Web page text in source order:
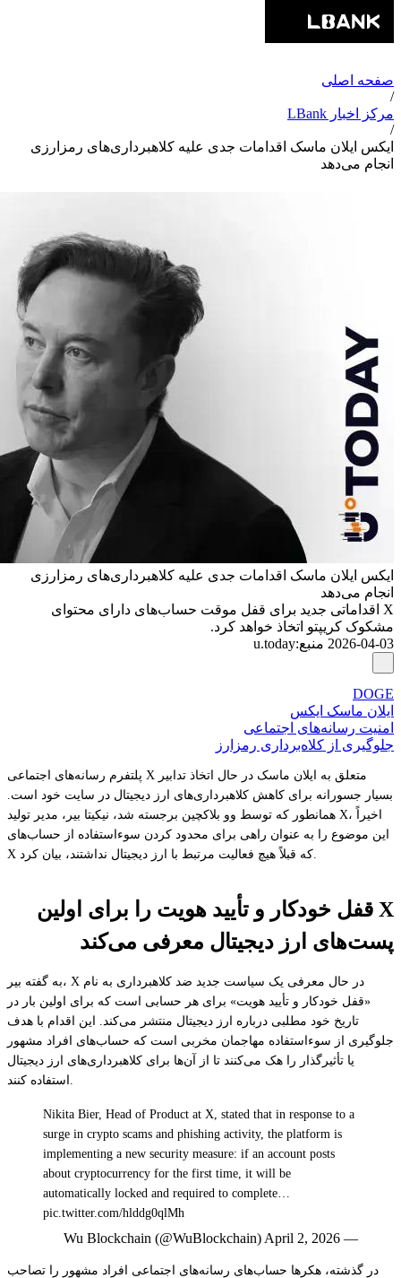
صفحه اصلی
/
مرکز اخبار LBank
/
ایکس ایلان ماسک اقدامات جدی علیه کلاهبرداری‌های رمزارزی
انجام می‌دهد
ایکس ایلان ماسک اقدامات جدی علیه کلاهبرداری‌های رمزارزی
انجام می‌دهد
X اقداماتی جدید برای قفل موقت حساب‌های دارای محتوای
مشکوک کریپتو اتخاذ خواهد کرد.
2026-04-03 منبع:
u.today
DOGE
ایلان ماسک ایکس
امنیت رسانه‌های اجتماعی
جلوگیری از کلاه‌برداری رمزارز
پلتفرم رسانه‌های اجتماعی X متعلق به ایلان ماسک در حال اتخاذ تدابیر
بسیار جسورانه برای کاهش کلاهبرداری‌های ارز دیجیتال در سایت خود است.
همانطور که توسط وو بلاکچین برجسته شد، نیکیتا بیر، مدیر تولید X، اخیراً
این موضوع را به عنوان راهی برای محدود کردن سوءاستفاده از حساب‌های
X که قبلاً هیچ فعالیت مرتبط با ارز دیجیتال نداشتند، بیان کرد.
X قفل خودکار و تأیید هویت را برای اولین
پست‌های ارز دیجیتال معرفی می‌کند
به گفته بیر، X در حال معرفی یک سیاست جدید ضد کلاهبرداری به نام
«قفل خودکار و تأیید هویت» برای هر حسابی است که برای اولین بار در
تاریخ خود مطلبی درباره ارز دیجیتال منتشر می‌کند. این اقدام با هدف
جلوگیری از سوءاستفاده مهاجمان مخربی است که حساب‌های افراد مشهور
یا تأثیرگذار را هک می‌کنند تا از آن‌ها برای کلاهبرداری‌های ارز دیجیتال
استفاده کنند.
Nikita Bier, Head of Product at X, stated that in response to a
surge in crypto scams and phishing activity, the platform is
implementing a new security measure: if an account posts
about cryptocurrency for the first time, it will be
automatically locked and required to complete…
pic.twitter.com/hlddg0qlMh
— Wu Blockchain (@WuBlockchain) April 2, 2026
در گذشته، هکرها حساب‌های رسانه‌های اجتماعی افراد مشهور را تصاحب